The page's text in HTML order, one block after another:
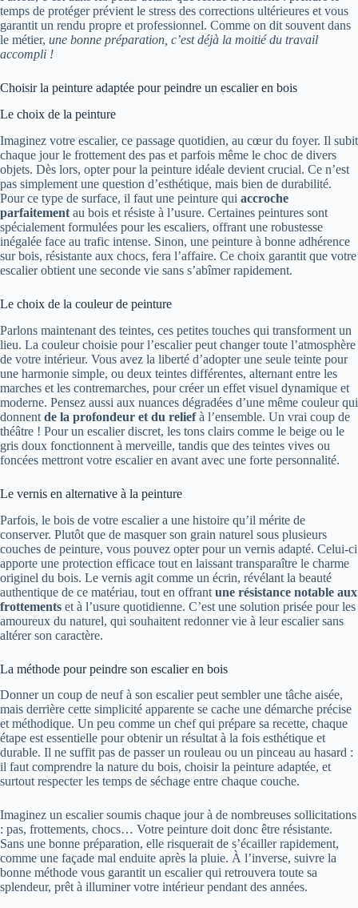
temps de protéger prévient le stress des corrections ultérieures et vous
garantit un rendu propre et professionnel. Comme on dit souvent dans
le métier, une bonne préparation, c’est déjà la moitié du travail
accompli !
Choisir la peinture adaptée pour peindre un escalier en bois
Le choix de la peinture
Imaginez votre escalier, ce passage quotidien, au cœur du foyer. Il subit
chaque jour le frottement des pas et parfois même le choc de divers
objets. Dès lors, opter pour la peinture idéale devient crucial. Ce n’est
pas simplement une question d’esthétique, mais bien de durabilité.
Pour ce type de surface, il faut une peinture qui accroche
parfaitement au bois et résiste à l’usure. Certaines peintures sont
spécialement formulées pour les escaliers, offrant une robustesse
inégalée face au trafic intense. Sinon, une peinture à bonne adhérence
sur bois, résistante aux chocs, fera l’affaire. Ce choix garantit que votre
escalier obtient une seconde vie sans s’abîmer rapidement.
Le choix de la couleur de peinture
Parlons maintenant des teintes, ces petites touches qui transforment un
lieu. La couleur choisie pour l’escalier peut changer toute l’atmosphère
de votre intérieur. Vous avez la liberté d’adopter une seule teinte pour
une harmonie simple, ou deux teintes différentes, alternant entre les
marches et les contremarches, pour créer un effet visuel dynamique et
moderne. Pensez aussi aux nuances dégradées d’une même couleur qui
donnent de la profondeur et du reliefà l’ensemble. Un vrai coup de
théâtre ! Pour un escalier discret, les tons clairs comme le beige ou le
gris doux fonctionnent à merveille, tandis que des teintes vives ou
foncées mettront votre escalier en avant avec une forte personnalité.
Le vernis en alternative à la peinture
Parfois, le bois de votre escalier a une histoire qu’il mérite de
conserver. Plutôt que de masquer son grain naturel sous plusieurs
couches de peinture, vous pouvez opter pour un vernis adapté. Celui-ci
apporte une protection efficace tout en laissant transparaître le charme
originel du bois. Le vernis agit comme un écrin, révélant la beauté
authentique de ce matériau, tout en offrant une résistance notable aux
frottements et à l’usure quotidienne. C’est une solution prisée pour les
amoureux du naturel, qui souhaitent redonner vie à leur escalier sans
altérer son caractère.
La méthode pour peindre son escalier en bois
Donner un coup de neuf à son escalier peut sembler une tâche aisée,
mais derrière cette simplicité apparente se cache une démarche précise
et méthodique. Un peu comme un chef qui prépare sa recette, chaque
étape est essentielle pour obtenir un résultat à la fois esthétique et
durable. Il ne suffit pas de passer un rouleau ou un pinceau au hasard :
il faut comprendre la nature du bois, choisir la peinture adaptée, et
surtout respecter les temps de séchage entre chaque couche.
Imaginez un escalier soumis chaque jour à de nombreuses sollicitations
: pas, frottements, chocs… Votre peinture doit donc être résistante.
Sans une bonne préparation, elle risquerait de s’écailler rapidement,
comme une façade mal enduite après la pluie. À l’inverse, suivre la
bonne méthode vous garantit un escalier qui retrouvera toute sa
splendeur, prêt à illuminer votre intérieur pendant des années.